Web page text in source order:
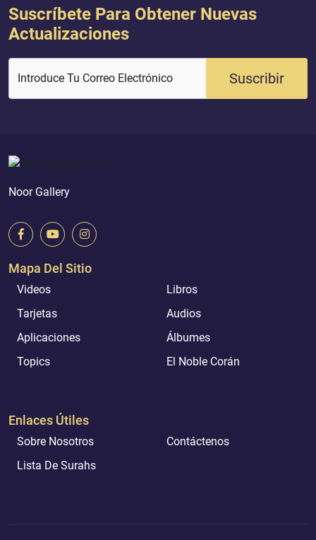
Suscríbete Para Obtener Nuevas
Actualizaciones
Introduce Tu Correo Electrónico Suscribir
Noor Gallery
Mapa Del Sitio
Videos
Libros
Tarjetas
Audios
Aplicaciones
Álbumes
Topics
El Noble Corán
Enlaces Útiles
Sobre Nosotros
Contáctenos
Lista De Surahs